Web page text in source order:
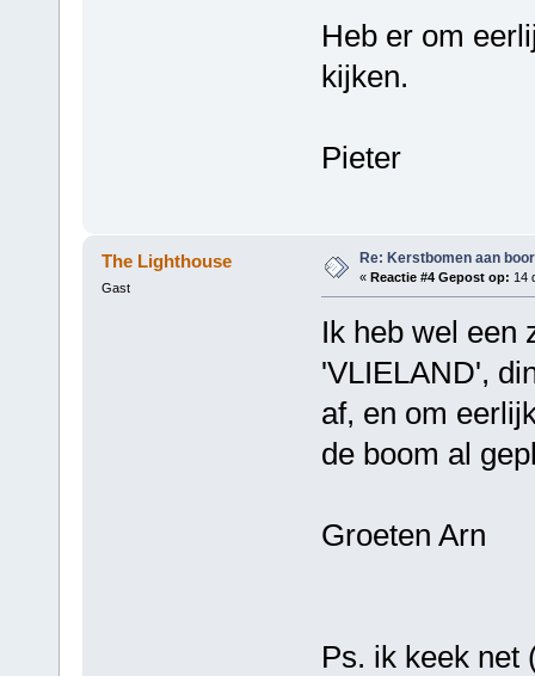
Heb er om
kijken.
Pieter
The Lighthouse
Gast
Re: Kerstbomen aan
« Reactie #4 Gepost op: 14
Ik heb wel een
'VLIELAND',
af, en om
de boom al
Groeten Arn
Ps. ik keek net